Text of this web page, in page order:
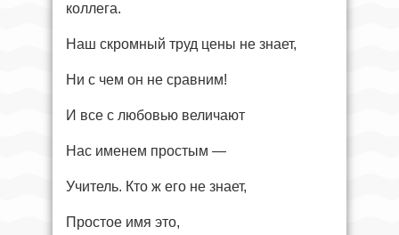
коллега.
Наш скромный труд цены не знает,
Ни с чем он не сравним!
И все с любовью величают
Нас именем простым —
Учитель. Кто ж его не знает,
Простое имя это,